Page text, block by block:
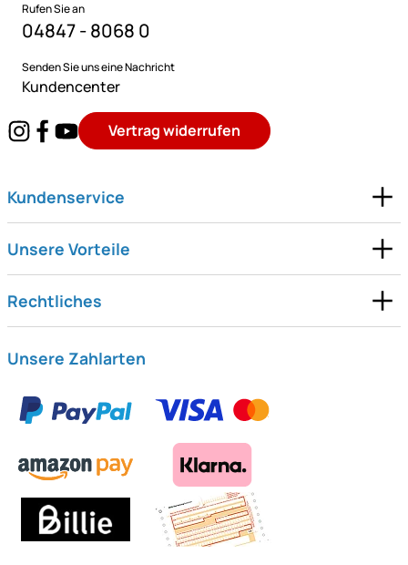
Rufen Sie an
04847 - 8068 0
Senden Sie uns eine Nachricht
Kundencenter
Vertrag widerrufen
Kundenservice
Unsere Vorteile
Rechtliches
Unsere Zahlarten